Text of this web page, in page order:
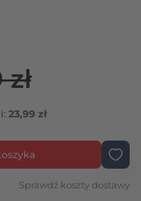
23,99 zł
Sprawdź koszty dostawy